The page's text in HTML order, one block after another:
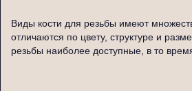
Виды кости для резьбы имеют
отличаются по цвету, структуре и
резьбы наиболее доступные, в то